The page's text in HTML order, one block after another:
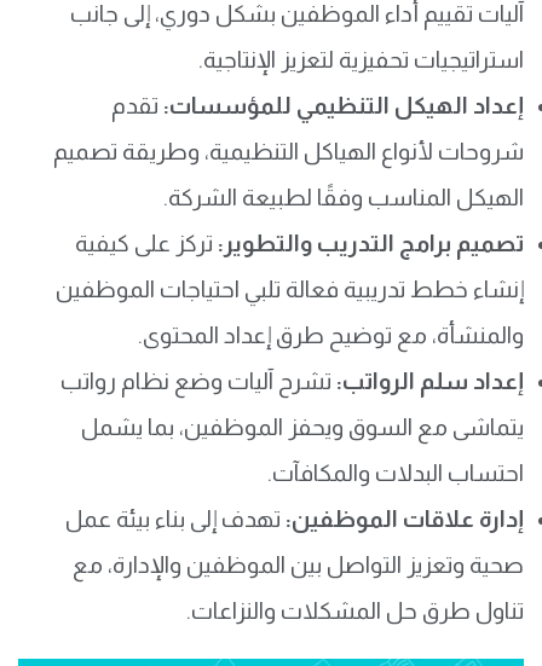
آليات تقييم أداء الموظفين بشكل دوري، إلى جانب
استراتيجيات تحفيزية لتعزيز الإنتاجية.
إعداد الهيكل التنظيمي للمؤسسات: تقدم
شروحات لأنواع الهياكل التنظيمية، وطريقة تصميم
الهيكل المناسب وفقًا لطبيعة الشركة.
تصميم برامج التدريب والتطوير: تركز على كيفية
إنشاء خطط تدريبية فعالة تلبي احتياجات الموظفين
والمنشأة، مع توضيح طرق إعداد المحتوى.
إعداد سلم الرواتب: تشرح آليات وضع نظام رواتب
يتماشى مع السوق ويحفز الموظفين، بما يشمل
احتساب البدلات والمكافآت.
إدارة علاقات الموظفين: تهدف إلى بناء بيئة عمل
صحية وتعزيز التواصل بين الموظفين والإدارة، مع
تناول طرق حل المشكلات والنزاعات.